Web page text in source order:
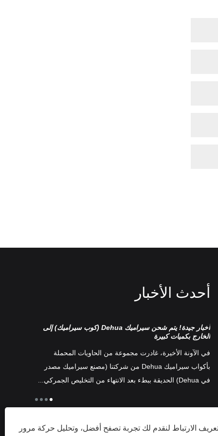
أحدث الأخبار
أخبار جيدة! يتم شحن سيراميك Dehua (كوب سيراميك) إلى
الخارج بكميات كبيرة
في الآونة الأخيرة، غادرت مجموعة من الحاويات المحملة
بأكواب سيراميك Dehua من شركتنا (مصنع سيراميك مصدر
في Dehua) الحديقة ببطء بعد الانتهاء من التخليص الجمركي...
الارتباط لنقدم لك تجربة تصفح أفضل، وتحليل حركة مرور